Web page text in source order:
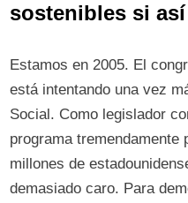
sostenibles si
Estamos en 2005. El
está intentando una vez
Social. Como legislador
programa tremendamente
millones de
demasiado caro. Para